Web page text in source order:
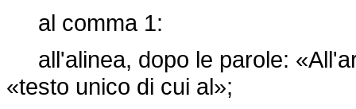
al comma 1:
all'alinea, dopo le parole:
«testo unico di cui al»;